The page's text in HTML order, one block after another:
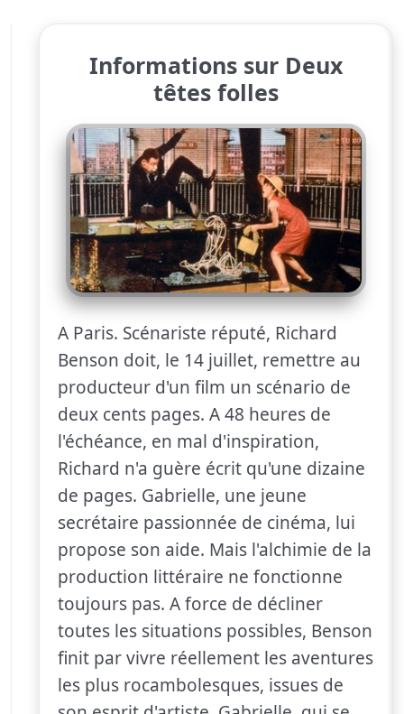
Informations sur Deux
têtes folles
A Paris. Scénariste réputé, Richard
Benson doit, le 14 juillet, remettre au
producteur d'un film un scénario de
deux cents pages. A 48 heures de
l'échéance, en mal d'inspiration,
Richard n'a guère écrit qu'une dizaine
de pages. Gabrielle, une jeune
secrétaire passionnée de cinéma, lui
propose son aide. Mais l'alchimie de la
production littéraire ne fonctionne
toujours pas. A force de décliner
toutes les situations possibles, Benson
finit par vivre réellement les aventures
les plus rocambolesques, issues de